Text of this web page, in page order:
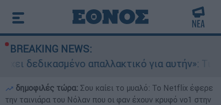
BREAKING NEWS:
απαλλακτικό για αυτήν»: Τι
δημοφιλές τώρα: Σου καίει το μυαλό: Το Netflix έφερε
την ταινιάρα του Νόλαν που οι φαν έχουν κρυφό νο1 στην